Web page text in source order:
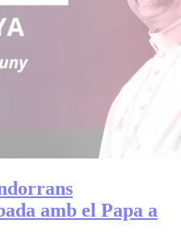
amb el Papa a